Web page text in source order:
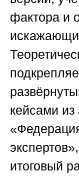
фактора и
кейсами из
экспертов»
итоговый